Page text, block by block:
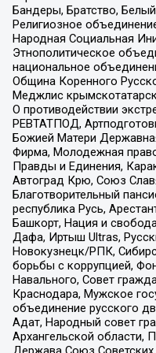
Бандеры, Братство,
Религиозное
Народная Социальная
Этнополитическое
национальное
Община Коренного
Меджлис
О противодействии
РЕВТАТПОД,
Божией Матери
Фирма, Молодежная
Правды и Единения,
Автоград Крю, Союз
Благотворительный
республика Русь,
Башкорт, Нация и
Дафа, Иртыш Ultras,
Новокузнецк/РПК,
борьбы с коррупцией,
Навального, Совет
Краснодара, Мужское
объединение русского
Адат, Народный совет
Архангельской области,